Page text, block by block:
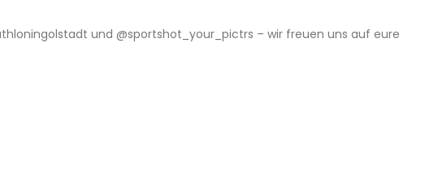
und @‌sportshot_your_pictrs – wir freuen uns auf eure